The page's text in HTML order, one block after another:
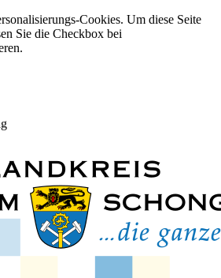
Cookies. Um diese Seite
Sie die Checkbox bei